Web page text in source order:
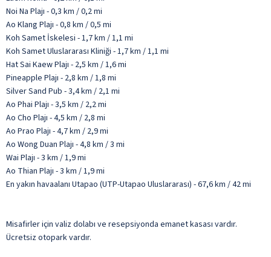
Noi Na Plajı - 0,3 km / 0,2 mi
Ao Klang Plajı - 0,8 km / 0,5 mi
Koh Samet İskelesi - 1,7 km / 1,1 mi
Koh Samet Uluslararası Kliniği - 1,7 km / 1,1 mi
Hat Sai Kaew Plajı - 2,5 km / 1,6 mi
Pineapple Plajı - 2,8 km / 1,8 mi
Silver Sand Pub - 3,4 km / 2,1 mi
Ao Phai Plajı - 3,5 km / 2,2 mi
Ao Cho Plajı - 4,5 km / 2,8 mi
Ao Prao Plajı - 4,7 km / 2,9 mi
Ao Wong Duan Plajı - 4,8 km / 3 mi
Wai Plajı - 3 km / 1,9 mi
Ao Thian Plajı - 3 km / 1,9 mi
En yakın havaalanı Utapao (UTP-Utapao Uluslararası) - 67,6 km / 42 mi
Misafirler için valiz dolabı ve resepsiyonda emanet kasası vardır.
Ücretsiz otopark vardır.